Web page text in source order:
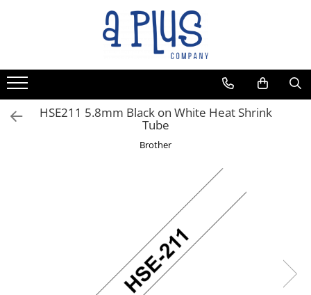
HSE211 5.8mm Black on White Heat Shrink
Tube
Brother